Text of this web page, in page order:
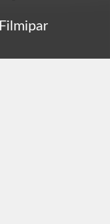
Filmipar